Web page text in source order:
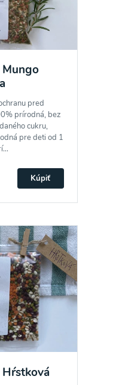
Mungo
pred
prírodná, bez
cukru,
pre deti od 1
Kúpiť
Hŕstková
súhlasím so
pre účely
že som si
osobných